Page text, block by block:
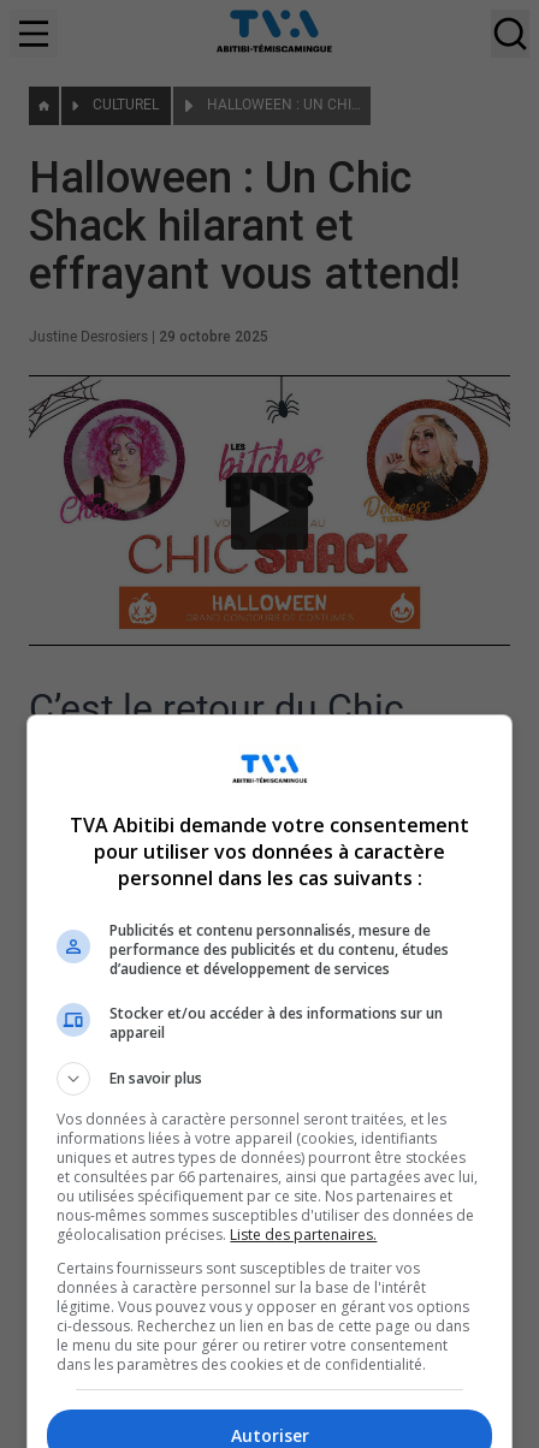
CULTUREL HALLOWEEN : UN CHIC SHACK HILARANT ET EFFRAYANT VOUS ATTEND!
Halloween : Un Chic
Shack hilarant et
effrayant vous attend!
Justine Desrosiers 29 octobre 2025
C’est le retour du Chic
Shack, avec Médame Chose
et Doloress Tickles, ce
Les deux drag queens accueilleront comme invités, lors
Naud, Frédérique Godefroid, Véronique Aubin et
Geneviève Grenier.
La représentation aura lieu au Petit Théâtre du Vieux
Noranda, le 31 octobre, à 20 heures.
Et vous pouvez même vous déguiser pour embarquer
totalement dans cette célébration, au Chic Shack.
Notre chroniqueuse culturelle, Justine Desrosiers,
s’entretient avec Pierre Bédard, alias Doloress Tickles.
QUESTION DU JOUR
TVA Abitibi demande votre consentement
pour utiliser vos données à caractère
personnel dans les cas suivants :
Publicités et contenu personnalisés, mesure de
performance des publicités et du contenu, études
d’audience et développement de services
Stocker et/ou accéder à des informations sur un
appareil
En savoir plus
Vos données à caractère personnel seront traitées, et les
informations liées à votre appareil (cookies, identifiants
uniques et autres types de données) pourront être stockées
et consultées par 66 partenaires, ainsi que partagées avec lui,
ou utilisées spécifiquement par ce site. Nos partenaires et
nous-mêmes sommes susceptibles d'utiliser des données de
géolocalisation précises. Liste des partenaires.
Certains fournisseurs sont susceptibles de traiter vos
données à caractère personnel sur la base de l'intérêt
légitime. Vous pouvez vous y opposer en gérant vos options
ci-dessous. Recherchez un lien en bas de cette page ou dans
le menu du site pour gérer ou retirer votre consentement
dans les paramètres des cookies et de confidentialité.
Autoriser